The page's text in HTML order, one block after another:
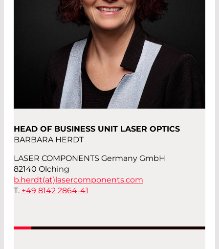
HEAD OF BUSINESS UNIT LASER OPTICS
BARBARA HERDT
LASER COMPONENTS Germany GmbH
82140 Olching
b.herdt(at)lasercomponents.com
T. +49 8142 2864-41